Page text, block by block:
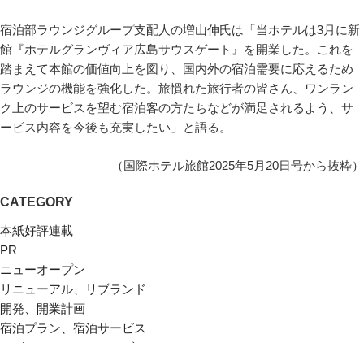
宿泊部ラウンジグループ支配人の増山伸氏は「当ホテルは3月に新
館『ホテルグランヴィア広島サウスゲート』を開業した。これを
踏まえて本館の価値向上を図り、国内外の宿泊需要に応えるため
ラウンジの機能を強化した。旅慣れた旅行者の皆さん、ワンラン
ク上のサービスを望む宿泊客の方たちなどが満足されるよう、サ
ービス内容を今後も充実したい」と語る。
（国際ホテル旅館2025年5月20日号から抜粋）
CATEGORY
本紙好評連載
PR
ニューオープン
リニューアル、リブランド
開発、開業計画
宿泊プラン、宿泊サービス